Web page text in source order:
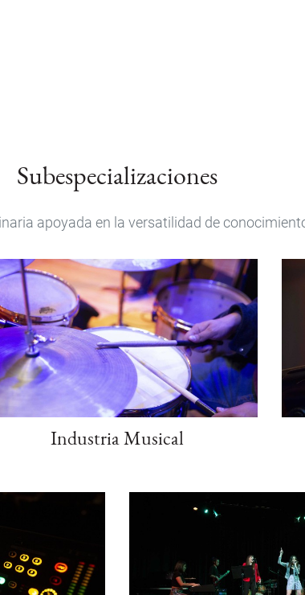
Subespecializaciones
apoyada en la versatilidad de
Industria Musical